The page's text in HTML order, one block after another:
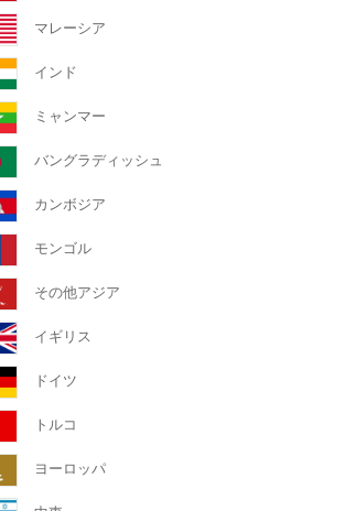
マレーシア
インド
ミャンマー
バングラディッシュ
カンボジア
モンゴル
その他アジア
イギリス
ドイツ
トルコ
ヨーロッパ